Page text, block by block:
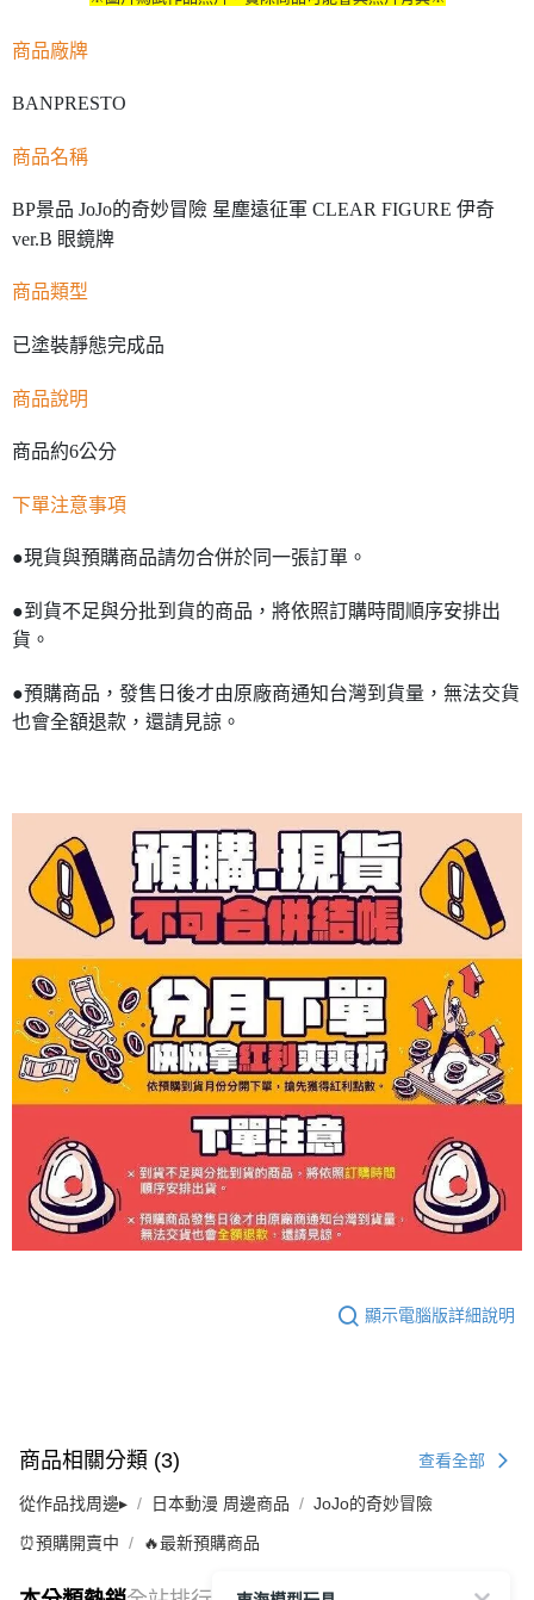
商品廠牌
BANPRESTO
商品名稱
BP景品 JoJo的奇妙冒險 星塵遠征軍 CLEAR FIGURE 伊奇
ver.B 眼鏡牌
商品類型
已塗裝靜態完成品
商品說明
商品約6公分
下單注意事項
●現貨與預購商品請勿合併於同一張訂單。
●到貨不足與分批到貨的商品，將依照訂購時間順序安排出
貨。
●預購商品，發售日後才由原廠商通知台灣到貨量，無法交貨
也會全額退款，還請見諒。
顯示電腦版詳細說明
商品相關分類 (3) 查看全部
從作品找周邊▸ 日本動漫 周邊商品 JoJo的奇妙冒險
⏰預購開賣中 🔥最新預購商品